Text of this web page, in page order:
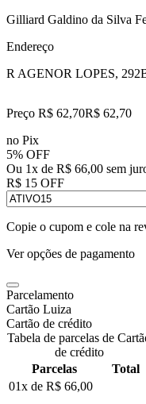
Gilliard Galdino da Silva
Endereço
R AGENOR LOPES, 292
Preço R$ 62,70R$ 62,70
no Pix
5% OFF
Ou 1x de R$ 66,00 sem
R$ 15 OFF
Copie o cupom e cole na
Ver opções de pagamento
Parcelamento
Cartão Luiza
Cartão de crédito
Tabela de parcelas de
de crédito
Parcelas
Total
01x de R$ 66,00